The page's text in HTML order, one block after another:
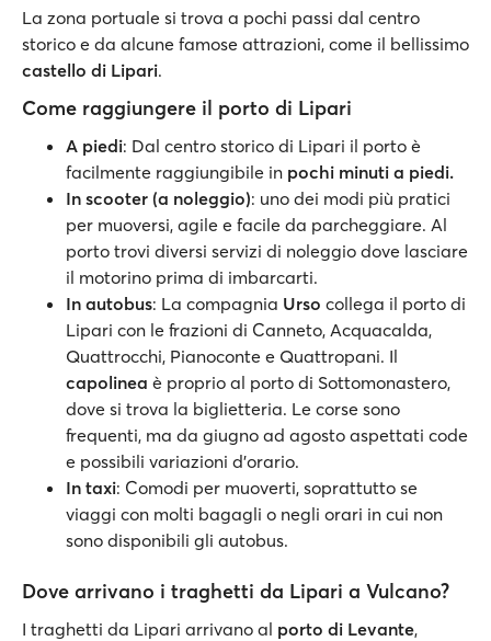
La zona portuale si trova a pochi passi dal centro
storico e da alcune famose attrazioni, come il bellissimo
castello di Lipari.
Come raggiungere il porto di Lipari
A piedi: Dal centro storico di Lipari il porto è
facilmente raggiungibile in pochi minuti a piedi.
In scooter (a noleggio): uno dei modi più pratici
per muoversi, agile e facile da parcheggiare. Al
porto trovi diversi servizi di noleggio dove lasciare
il motorino prima di imbarcarti.
In autobus: La compagnia Urso collega il porto di
Lipari con le frazioni di Canneto, Acquacalda,
Quattrocchi, Pianoconte e Quattropani. Il
capolinea è proprio al porto di Sottomonastero,
dove si trova la biglietteria. Le corse sono
frequenti, ma da giugno ad agosto aspettati code
e possibili variazioni d'orario.
In taxi: Comodi per muoverti, soprattutto se
viaggi con molti bagagli o negli orari in cui non
sono disponibili gli autobus.
Dove arrivano i traghetti da Lipari a Vulcano?
I traghetti da Lipari arrivano al porto di Levante,